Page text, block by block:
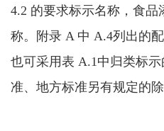
4.2 的要求标示名称，食品
称。
附录 A 中 A.4列出的
也可采用表 A.1中归类标
准、地方标准另有规定的除